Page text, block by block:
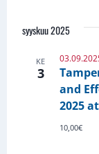
syyskuu 2025
KE
3
and
2025
10,00€